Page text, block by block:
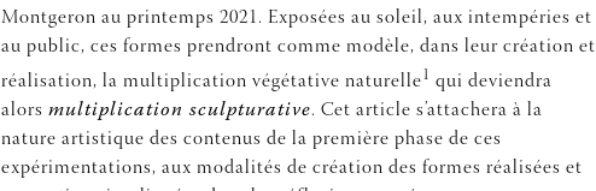
Montgeron au printemps 2021. Exposées au soleil, aux intempéries et
au public, ces formes prendront comme modèle, dans leur création et
réalisation, la multiplication végétative naturelle1 qui deviendra
alorsmultiplication sculpturative. Cet article s’attachera à la
nature artistique des contenus de la première phase de ces
expérimentations, aux modalités de création des formes réalisées et